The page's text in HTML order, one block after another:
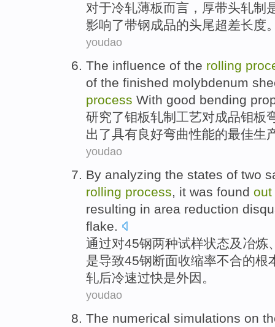
对于冷轧薄板而言， 厚带头轧制
影响了带钢成品的头尾超差长度
youdao
The influence of the rolling
of the finished molybdenum
process With good bending
研究了钼板轧制 工艺对成品钼板
出了具有良好弯曲性能的最佳生
youdao
By analyzing the states of two
rolling process, it was found out
resulting in area reduction
flake.
通过对45钢两种试样状态及 冶炼
是导致45钢断面收缩率不合的根
轧后冷速过快是外因。
youdao
The numerical simulations on